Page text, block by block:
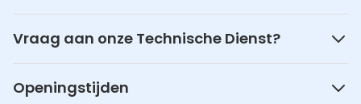
Vraag aan onze Technische Dienst?
Openingstijden